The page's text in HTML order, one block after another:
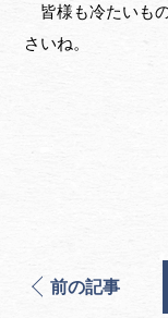
皆様も冷たいも
さいね。
前の記事